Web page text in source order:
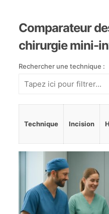
Comparateur
chirurgie mini-
Rechercher une technique :
lignes
tableau
technique
de
Technique Incision